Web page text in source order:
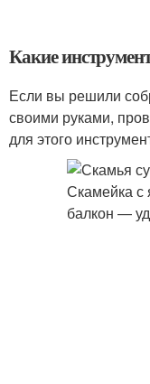
Какие
Если вы решили
своими руками,
для этого